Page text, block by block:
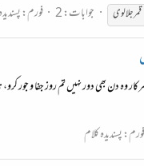
قمرجلالوی جوابات: 2 فورم:
وہ دن بھی دور نہیں تم روز جفا و
فورم:پسندیدہ کلام